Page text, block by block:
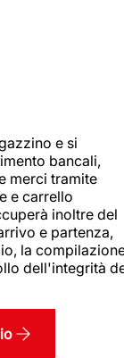
e si
bancali,
merci tramite
e carrello
inoltre del
e partenza,
la
dell'integrità